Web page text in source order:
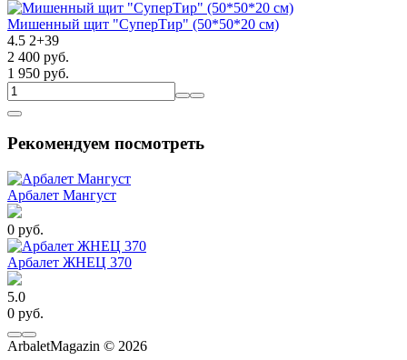
Мишенный щит "СуперТир" (50*50*20 см)
4.5 2+39
2 400 руб.
1 950 руб.
Рекомендуем посмотреть
Арбалет Мангуст
0 руб.
Арбалет ЖНЕЦ 370
5.0
0 руб.
ArbaletMagazin © 2026